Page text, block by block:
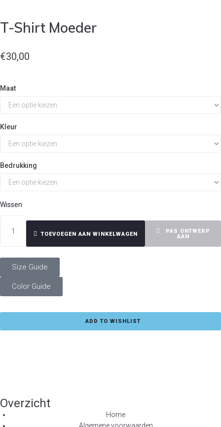
T-Shirt Moeder
€30,00
Maat
Kleur
Bedrukking
Wissen
TOEVOEGEN AAN WINKELWAGEN
PAS ONTWERP
AAN
Size Guide
Color Guide
ADD TO WISHLIST
Overzicht
Home